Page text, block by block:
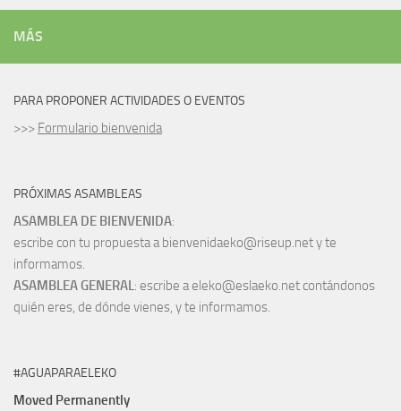
MÁS
PARA PROPONER ACTIVIDADES O EVENTOS
>>> Formulario bienvenida
PRÓXIMAS ASAMBLEAS
ASAMBLEA DE BIENVENIDA:
escribe con tu propuesta a bienvenidaeko@riseup.net y te
informamos.
ASAMBLEA GENERAL: escribe a eleko@eslaeko.net contándonos
quién eres, de dónde vienes, y te informamos.
#AGUAPARAELEKO
Moved Permanently